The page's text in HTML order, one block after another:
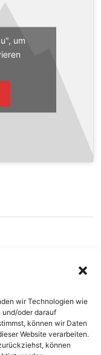
wir Technologien wie
und/oder darauf
können wir Daten
Website verarbeiten.
können
um